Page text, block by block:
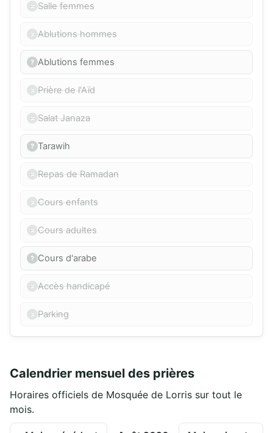
Salle femmes
Ablutions hommes
Ablutions femmes
Prière de l'Aïd
Salat Janaza
Tarawih
Repas de Ramadan
Cours enfants
Cours adultes
Cours d'arabe
Accès handicapé
Parking
Calendrier mensuel des prières
Horaires officiels de Mosquée de Lorris sur tout le
mois.